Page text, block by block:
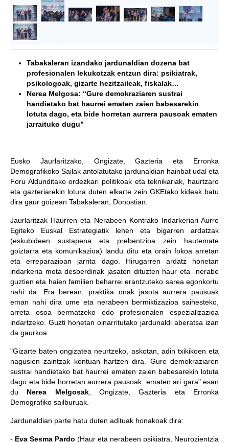
Tabakaleran izandako jardunaldian dozena bat
profesionalen lekukotzak entzun dira: psikiatrak,
psikologoak, gizarte hezitzaileak, fiskalak…
Nerea Melgosa: “Gure demokraziaren sustrai
handietako bat haurrei ematen zaien babesarekin
lotuta dago, eta bide horretan aurrera pausoak ematen
jarraituko dugu”
Eusko Jaurlaritzako, Ongizate, Gazteria eta Erronka
Demografikoko Sailak antolatutako jardunaldian hainbat udal eta
Foru Aldunditako ordezkari politikoak eta teknikariak, haurtzaro
eta gazteriarekin lotura duten elkarte zein GKEtako kideak batu
dira gaur goizean Tabakaleran, Donostian.
Jaurlaritzak Haurren eta Nerabeen Kontrako Indarkeriari Aurre
Egiteko Euskal Estrategiatik lehen eta bigarren ardatzak
(eskubideen sustapena eta prebentzioa zein hautemate
goiztarra eta komunikazioa) landu ditu eta orain fokoa arretan
eta erreparazioan jarrita dago. Hirugarren ardatz honetan
indarkeria mota desberdinak jasaten dituzten haur eta nerabe
guztien eta haien familien beharrei erantzuteko sarea egonkortu
nahi da. Era berean, praktika onak jasota aurrera pausuak
eman nahi dira ume eta nerabeen bermiktizazioa saihesteko,
arreta osoa bermatzeko edo profesionalen espezializazioa
indartzeko. Guzti honetan oinarritutako jardunaldi aberatsa izan
da gaurkoa.
"Gizarte baten ongizatea neurtzeko, askotan, adin txikikoen eta
nagusien zaintzak kontuan hartzen dira. Gure demokraziaren
sustrai handietako bat haurrei ematen zaien babesarekin lotuta
dago eta bide horretan aurrera pausoak ematen ari gara" esan
du Nerea Melgosak, Ongizate, Gazteria eta Erronka
Demografiko sailburuak.
Jardunaldian parte hatu duten adituak honakoak dira:
- Eva Sesma Pardo (Haur eta nerabeen psikiatra, Neurozientzia